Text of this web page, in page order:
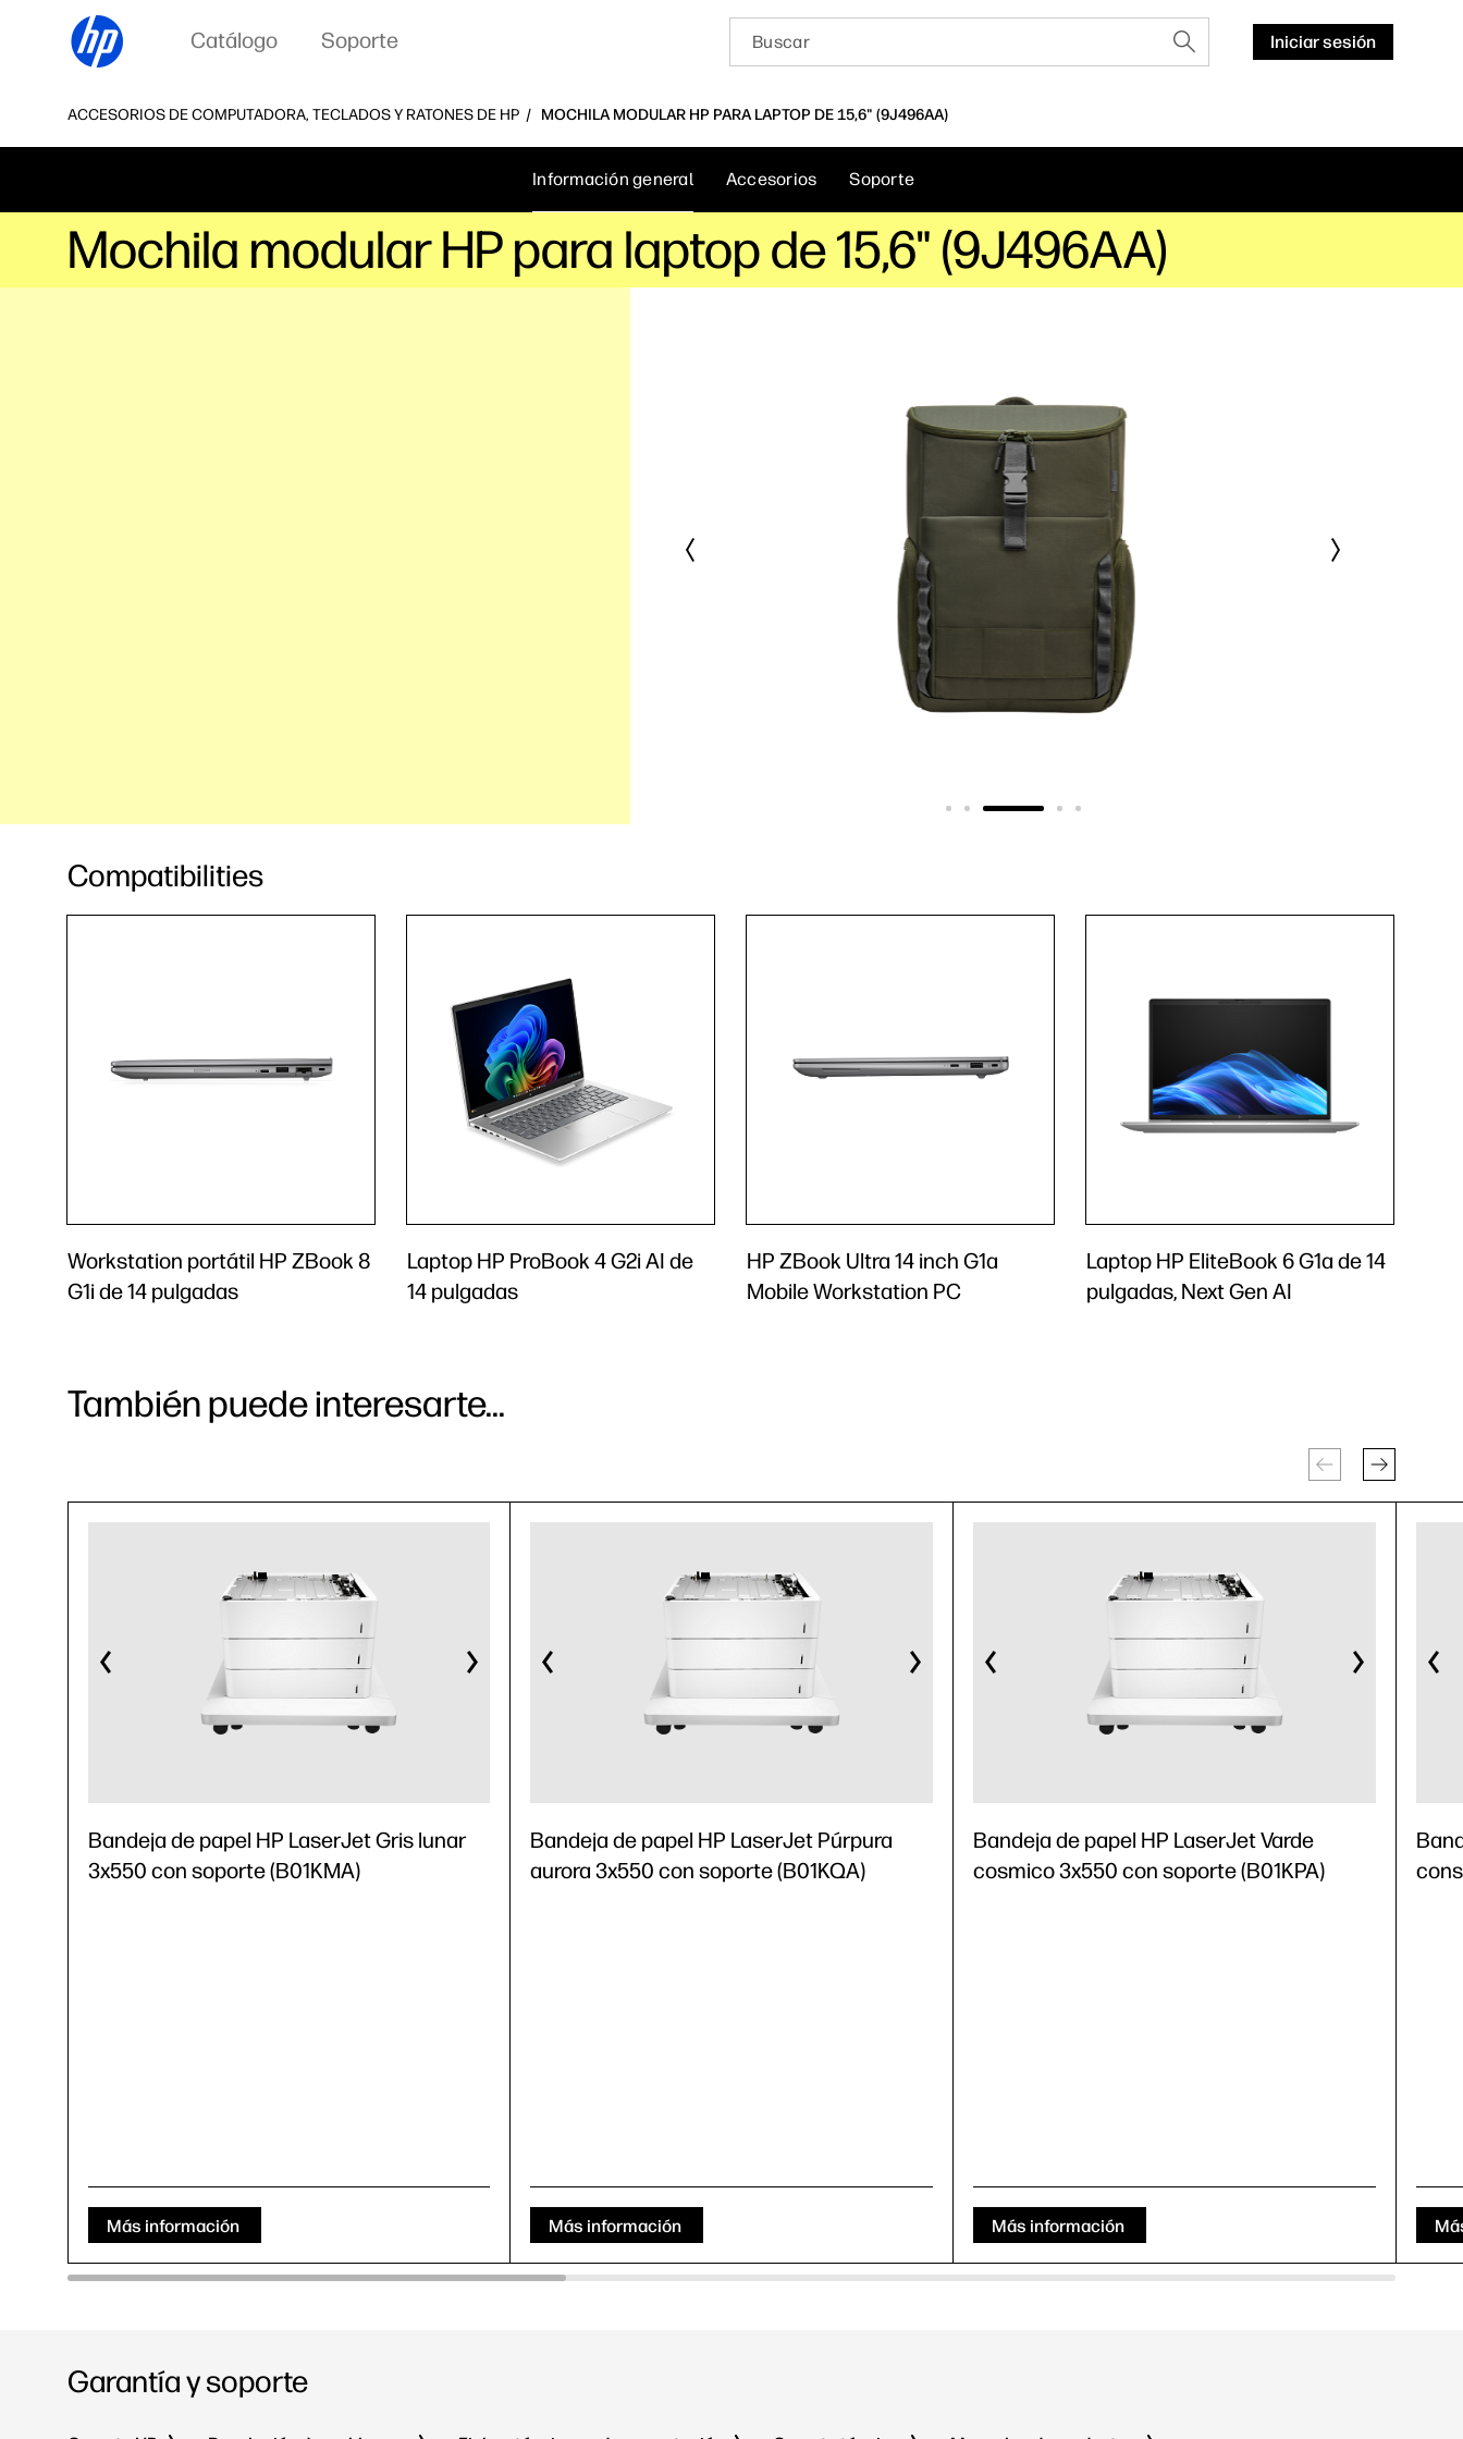
Catálogo Soporte Iniciar sesión
ACCESORIOS DE COMPUTADORA, TECLADOS Y RATONES DE HP MOCHILA MODULAR HP PARA LAPTOP DE 15,6" (9J496AA)
Información general Accesorios Soporte
Mochila modular HP para laptop de 15,6" (9J496AA)
Compatibilities
Workstation portátil HP ZBook 8
G1i de 14 pulgadas
Laptop HP ProBook 4 G2i AI de
14 pulgadas
HP ZBook Ultra 14 inch G1a
Mobile Workstation PC
Laptop HP EliteBook 6 G1a de 14
pulgadas, Next Gen AI
También puede interesarte...
Bandeja de papel HP LaserJet Gris lunar
3x550 con soporte (B01KMA)
Más información
Bandeja de papel HP LaserJet Púrpura
aurora 3x550 con soporte (B01KQA)
Más información
Bandeja de papel HP LaserJet Varde
cosmico 3x550 con soporte (B01KPA)
Más información
Garantía y soporte